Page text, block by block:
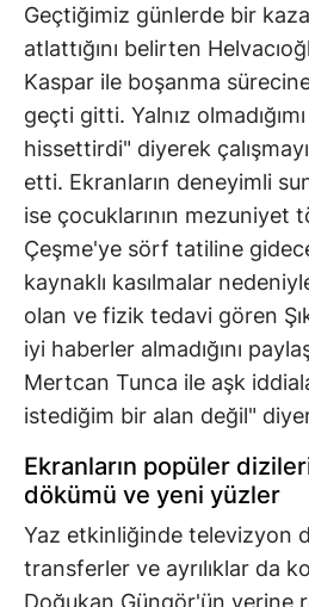
Geçtiğimiz günlerde bir
atlattığını belirten
Kaspar ile boşanma
geçti gitti. Yalnız
hissettirdi" diyerek
etti. Ekranların deneyimli
ise çocuklarının mezuniyet
Çeşme'ye sörf tatiline
kaynaklı kasılmalar
olan ve fizik tedavi gören
iyi haberler almadığını
Mertcan Tunca ile aşk
istediğim bir alan değil"
Ekranların popüler
dökümü ve yeni yüzler
Yaz etkinliğinde televizyon
transferler ve ayrılıklar da
Doğukan Güngör'ün yerine